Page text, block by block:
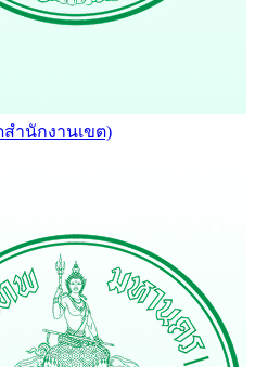
ำนักงานเขต)